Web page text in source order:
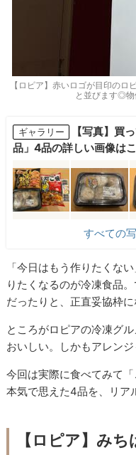
【ロピア】赤いロゴが目印のロ
と並びます◎
ギャラリー
【写真】買
品」4品の詳しい画像は
すべての
「今日はもう作りたくな
りたくなるのが冷凍食品
だったりと、正直妥協枠に
ところがロピアの冷凍グ
おいしい。しかもアレンジ
今回は実際に食べてみて
本気で思えた4品を、リア
【ロピア】み